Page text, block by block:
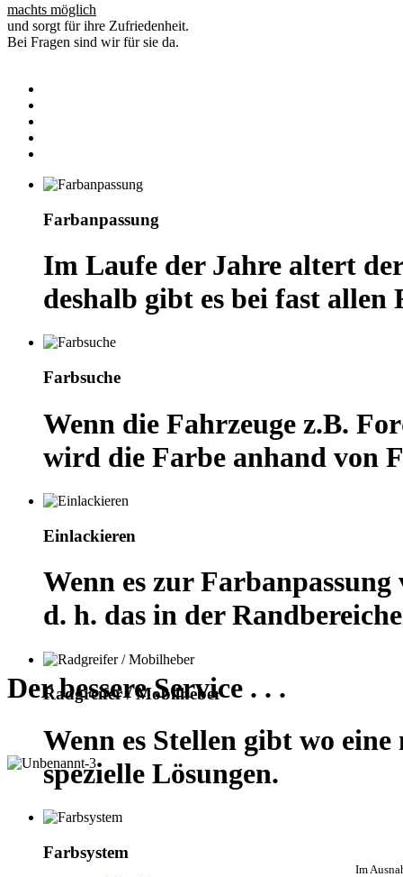
machts möglich
und sorgt für ihre Zufriedenheit.
Bei Fragen sind wir für sie da.
Farbanpassung
Im Laufe der Jahre altert
deshalb gibt es bei fast allen
Farbsuche
Wenn die Fahrzeuge z.B.
wird die Farbe anhand von
Einlackieren
Wenn es zur
d. h. das in der
Radgreifer / Mobilheber
Wenn es Stellen gibt wo
spezielle Lösungen.
Farbsystem
Der bessere Service . . .
Im